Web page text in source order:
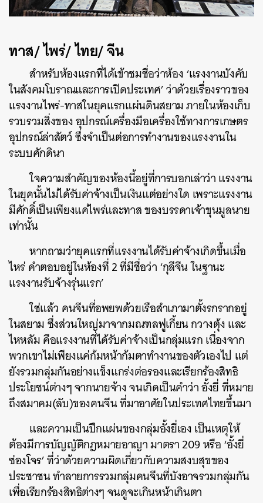
ทาส/ ไพร่/ ไทย/ จีน
สำหรับห้องแรกที่ได้เข้าชมชื่อว่าห้อง ‘แรงงานบังคับ
ในสังคมโบราณและการเปิดประเทศ’ ว่าด้วยเรื่องราวของ
แรงงานไพร่-ทาสในยุคแรกแผ่นดินสยาม ภายในห้องเก็บ
รวบรวมสิ่งของ อุปกรณ์เครื่องมือเครื่องใช้ทางการเกษตร
อุปกรณ์ล่าสัตว์ ซึ่งจำเป็นต่อการทำงานของแรงงานใน
ระบบศักดินา
ใจความสำคัญของห้องนี้อยู่ที่การบอกเล่าว่า แรงงาน
ในยุคนั้นไม่ได้รับค่าจ้างเป็นเงินแต่อย่างใด เพราะแรงงาน
มีศักดิ์เป็นเพียงแค่ไพร่และทาส ของบรรดาเจ้าขุนมูลนาย
เท่านั้น
หากถามว่ายุคแรกที่แรงงานได้รับค่าจ้างเกิดขึ้นเมื่อ
ไหร่ คำตอบอยู่ในห้องที่ 2 ที่มีชื่อว่า ‘กุลีจีน ในฐานะ
แรงงานรับจ้างรุ่นแรก’
ใช่แล้ว คนจีนที่อพยพด้วยเรือสำเภามาตั้งรกรากอยู่
ในสยาม ซึ่งส่วนใหญ่มาจากมณฑลฟูเกี้ยน กวางตุ้ง และ
ไหหลัม คือแรงงานที่ได้รับค่าจ้างเป็นกลุ่มแรก เนื่องจาก
พวกเขาไม่เพียงแค่ก้มหน้าก้มตาทำงานของตัวเองไป แต่
ยังรวมกลุ่มกันอย่างแข็งแกร่งต่อรองและเรียกร้องสิทธิ
ประโยชน์ต่างๆ จากนายจ้าง จนเกิดเป็นคำว่า อั้งยี่ ที่หมาย
ถึงสมาคม(ลับ)ของคนจีน ที่มาอาศัยในประเทศไทยขึ้นมา
และความเป็นปึกแผ่นของกลุ่มอั้งยี่เอง เป็นเหตุให้
ต้องมีการบัญญัติกฎหมายอาญา มาตรา 209 หรือ ‘อั้งยี่
ซ่องโจร’ ที่ว่าด้วยความผิดเกี่ยวกับความสงบสุขของ
ประชาชน ทำลายการรวมกลุ่มคนจีนที่บังอาจรวมกลุ่มกัน
เพื่อเรียกร้องสิทธิต่างๆ จนดูจะเกินหน้าเกินตา